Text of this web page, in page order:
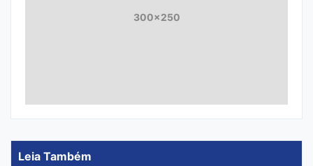
300x250
Leia Também